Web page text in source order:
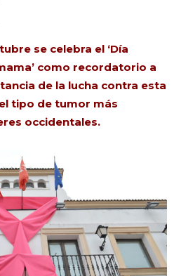
se celebra el ‘Día
como recordatorio a
de la lucha contra esta
tipo de tumor más
occidentales.